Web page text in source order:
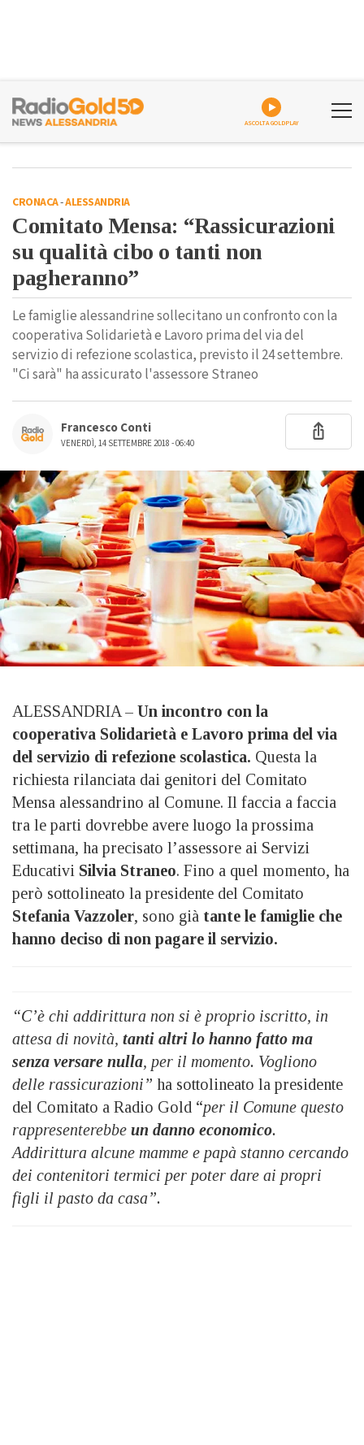
ASCOLTA GOLDPLAY
CRONACA-ALESSANDRIA
Comitato Mensa: “Rassicurazioni
su qualità cibo o tanti non
pagheranno”
Le famiglie alessandrine sollecitano un confronto con la
cooperativa Solidarietà e Lavoro prima del via del
servizio di refezione scolastica, previsto il 24 settembre.
"Ci sarà" ha assicurato l'assessore Straneo
Francesco Conti
VENERDÌ, 14 SETTEMBRE 2018 - 06:40
ALESSANDRIA – Un incontro con la
cooperativa Solidarietà e Lavoro prima del via
del servizio di refezione scolastica. Questa la
richiesta rilanciata dai genitori del Comitato
Mensa alessandrino al Comune. Il faccia a faccia
tra le parti dovrebbe avere luogo la prossima
settimana, ha precisato l’assessore ai Servizi
Educativi Silvia Straneo. Fino a quel momento, ha
però sottolineato la presidente del Comitato
Stefania Vazzoler, sono già tante le famiglie che
hanno deciso di non pagare il servizio.
“C’è chi addirittura non si è proprio iscritto, in
attesa di novità, tanti altri lo hanno fatto ma
senza versare nulla, per il momento. Vogliono
delle rassicurazioni” ha sottolineato la presidente
del Comitato a Radio Gold “per il Comune questo
rappresenterebbe un danno economico.
Addirittura alcune mamme e papà stanno cercando
dei contenitori termici per poter dare ai propri
figli il pasto da casa”.